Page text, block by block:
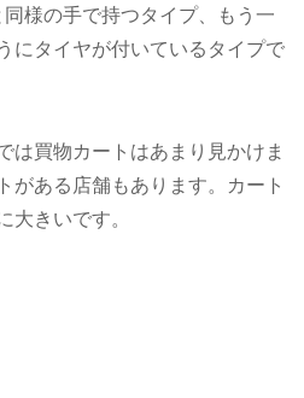
様の手で持つタイプ、もう一
にタイヤが付いているタイプで
は買物カートはあまり見かけま
がある店舗もあります。カート
きいです。